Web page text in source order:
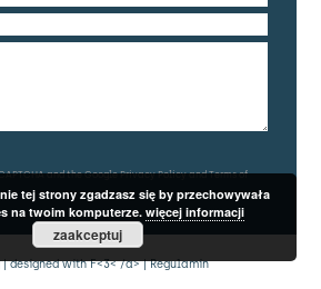
and the GooglePrivacy PolicyandTerms of
| designed withF<3< /a> |Regulamin
tej strony zgadzasz się by przechowywała
na twoim komputerze. więcej informacji
zaakceptuj